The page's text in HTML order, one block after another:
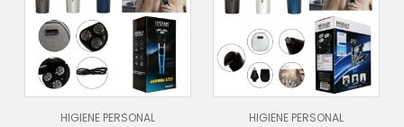
HIGIENE PERSONAL HIGIENE PERSONAL